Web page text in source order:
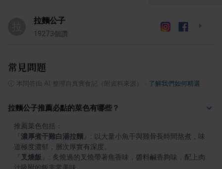
拉麵公子
19273個讚
常見問題
本問答由 AI 整理自真實食記（附資料來源） 了解我們如何精選
拉麵公子推薦必點的菜色有哪些？
濃厚煮干雞白湯拉麵
: 以大量小魚干與雞骨長時間熬煮，味
叉燒飯
: 炙燒過的叉燒帶著焦香味，醬料鹹香夠味，配上肉